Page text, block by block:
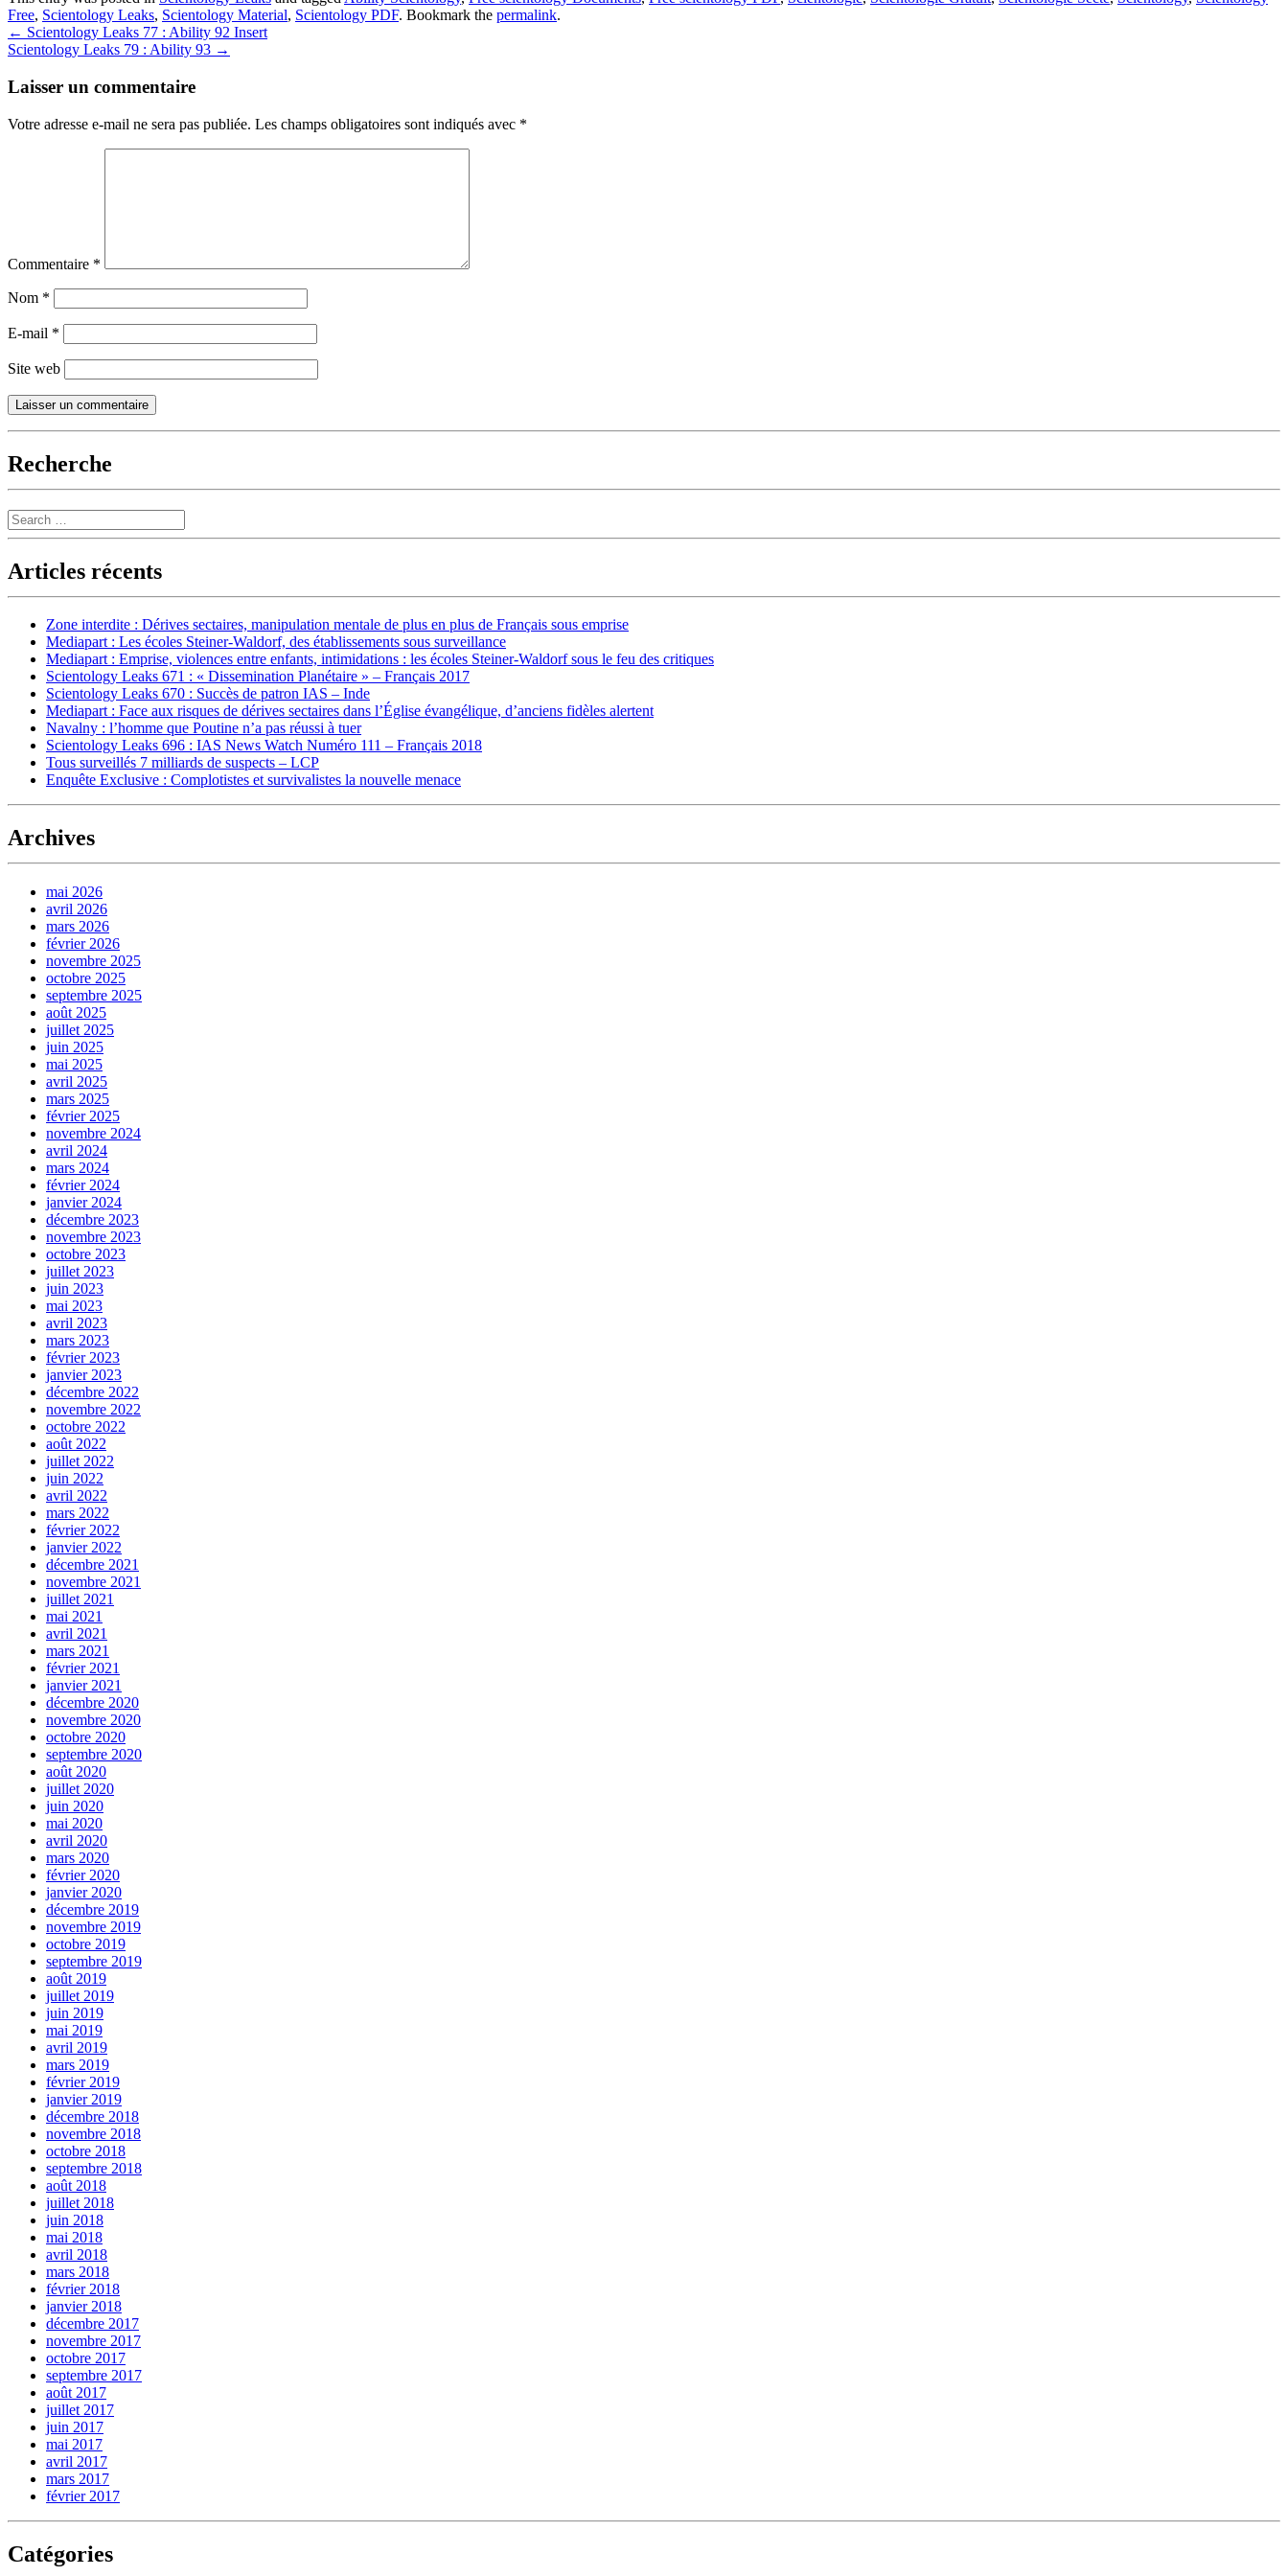
Free, Scientology Leaks, Scientology Material, Scientology PDF. Bookmark the permalink.
Post
navigation
← Scientology Leaks 77 : Ability 92 Insert
Scientology Leaks 79 : Ability 93 →
Laisser un commentaire
Votre adresse e-mail ne sera pas publiée. Les champs obligatoires sont indiqués avec *
Commentaire *
Nom *
E-mail *
Site web
Recherche
Search
Articles récents
Zone interdite : Dérives sectaires, manipulation mentale de plus en plus de Français sous emprise
Mediapart : Les écoles Steiner-Waldorf, des établissements sous surveillance
Mediapart : Emprise, violences entre enfants, intimidations : les écoles Steiner-Waldorf sous le feu des critiques
Scientology Leaks 671 : « Dissemination Planétaire » – Français 2017
Scientology Leaks 670 : Succès de patron IAS – Inde
Mediapart : Face aux risques de dérives sectaires dans l’Église évangélique, d’anciens fidèles alertent
Navalny : l’homme que Poutine n’a pas réussi à tuer
Scientology Leaks 696 : IAS News Watch Numéro 111 – Français 2018
Tous surveillés 7 milliards de suspects – LCP
Enquête Exclusive : Complotistes et survivalistes la nouvelle menace
Archives
mai 2026
avril 2026
mars 2026
février 2026
novembre 2025
octobre 2025
septembre 2025
août 2025
juillet 2025
juin 2025
mai 2025
avril 2025
mars 2025
février 2025
novembre 2024
avril 2024
mars 2024
février 2024
janvier 2024
décembre 2023
novembre 2023
octobre 2023
juillet 2023
juin 2023
mai 2023
avril 2023
mars 2023
février 2023
janvier 2023
décembre 2022
novembre 2022
octobre 2022
août 2022
juillet 2022
juin 2022
avril 2022
mars 2022
février 2022
janvier 2022
décembre 2021
novembre 2021
juillet 2021
mai 2021
avril 2021
mars 2021
février 2021
janvier 2021
décembre 2020
novembre 2020
octobre 2020
septembre 2020
août 2020
juillet 2020
juin 2020
mai 2020
avril 2020
mars 2020
février 2020
janvier 2020
décembre 2019
novembre 2019
octobre 2019
septembre 2019
août 2019
juillet 2019
juin 2019
mai 2019
avril 2019
mars 2019
février 2019
janvier 2019
décembre 2018
novembre 2018
octobre 2018
septembre 2018
août 2018
juillet 2018
juin 2018
mai 2018
avril 2018
mars 2018
février 2018
janvier 2018
décembre 2017
novembre 2017
octobre 2017
septembre 2017
août 2017
juillet 2017
juin 2017
mai 2017
avril 2017
mars 2017
février 2017
Catégories